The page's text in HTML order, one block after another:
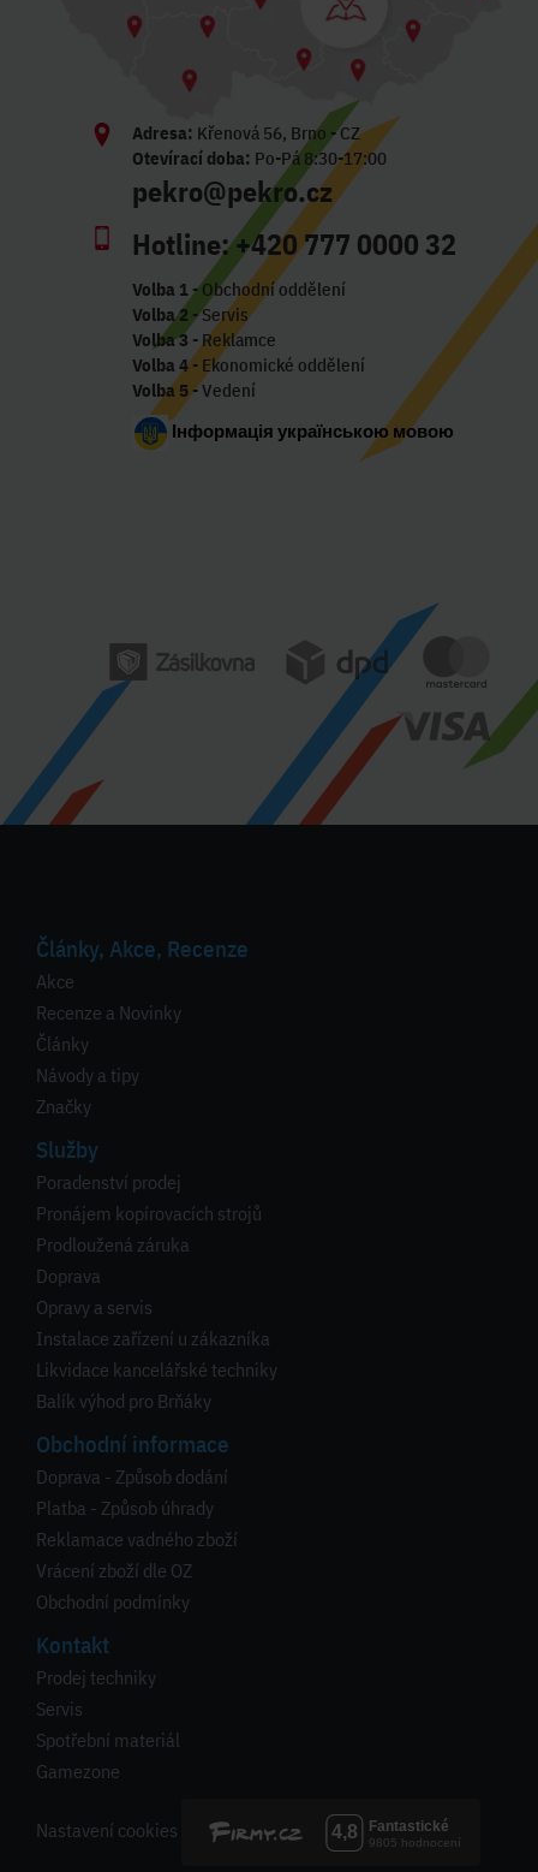
Adresa: Křenová 56, Brno - CZ
Otevírací doba: Po-Pá 8:30-17:00
pekro@pekro.cz
Hotline:+420 777 0000 32
Volba 1- Obchodní oddělení
Volba 2 - Servis
Volba 3 - Reklamce
Volba 4- Ekonomické oddělení
Volba 5- Vedení
Інформація українською мовою
Články, Akce, Recenze
Akce
Recenze a Novinky
Články
Návody a tipy
Značky
Služby
Poradenství prodej
Pronájem kopírovacích strojů
Prodloužená záruka
Doprava
Opravy a servis
Instalace zařízení u zákazníka
Likvidace kancelářské techniky
Balík výhod pro Brňáky
Obchodní informace
Doprava - Způsob dodání
Platba - Způsob úhrady
Reklamace vadného zboží
Vrácení zboží dle OZ
Obchodní podmínky
Kontakt
Prodej techniky
Servis
Spotřební materiál
Gamezone
Nastavení cookies